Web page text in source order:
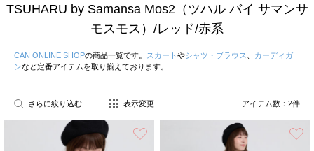
TSUHARU by Samansa Mos2（ツハル バイ サマンサ
モスモス）/レッド/赤系
CAN ONLINE SHOPの商品一覧です。 スカート やシャツ・ブラウス
カーディガ
ンなど定番アイテムを取り揃えております。
さらに絞り込む 表示変更 アイテム数： 2件